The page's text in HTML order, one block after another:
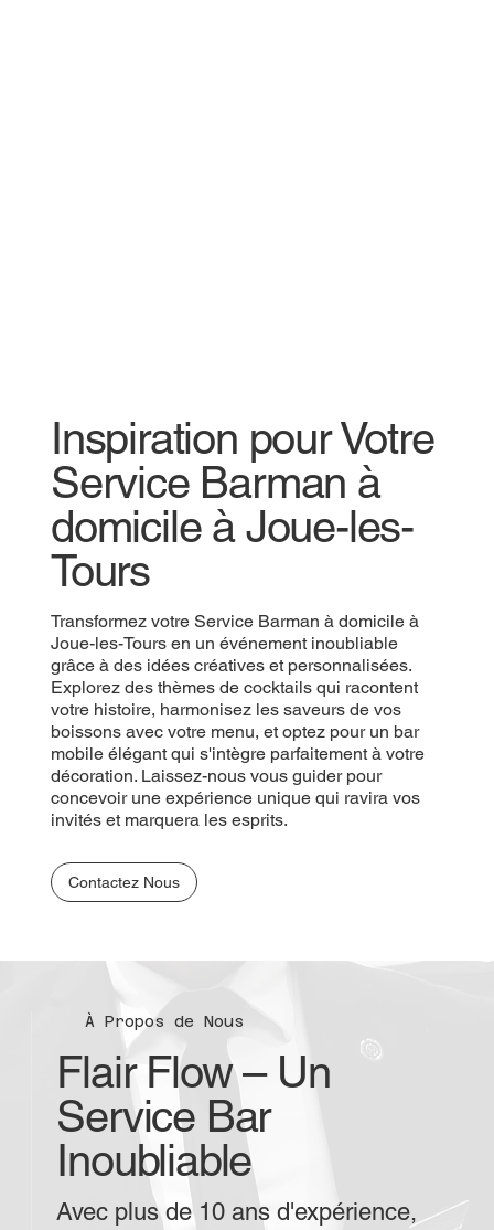
Inspiration pour Votre
Service Barman à
domicile à Joue-les-
Tours
Transformez votre Service Barman à domicile à
Joue-les-Tours en un événement inoubliable
grâce à des idées créatives et personnalisées.
Explorez des thèmes de cocktails qui racontent
votre histoire, harmonisez les saveurs de vos
boissons avec votre menu, et optez pour un bar
mobile élégant qui s'intègre parfaitement à votre
décoration. Laissez-nous vous guider pour
concevoir une expérience unique qui ravira vos
invités et marquera les esprits.
Contactez Nous
À Propos de Nous
Flair Flow – Un
Service Bar
Inoubliable
Avec plus de 10 ans d'expérience,